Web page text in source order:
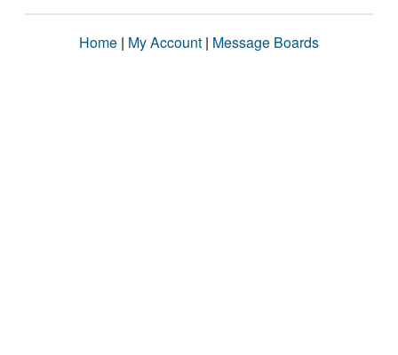
Home | My Account | Message Boards